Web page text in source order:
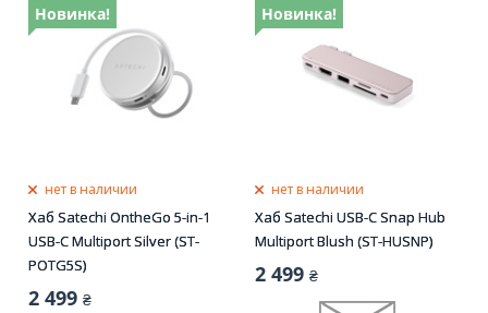
Новинка!
нет в наличии
Хаб Satechi OntheGo 5-in-1
USB-C Multiport Silver (ST-
POTG5S)
2 499 ₴
Новинка!
нет в наличии
Хаб Satechi USB-C Snap Hub
Multiport Blush (ST-HUSNP)
2 499 ₴